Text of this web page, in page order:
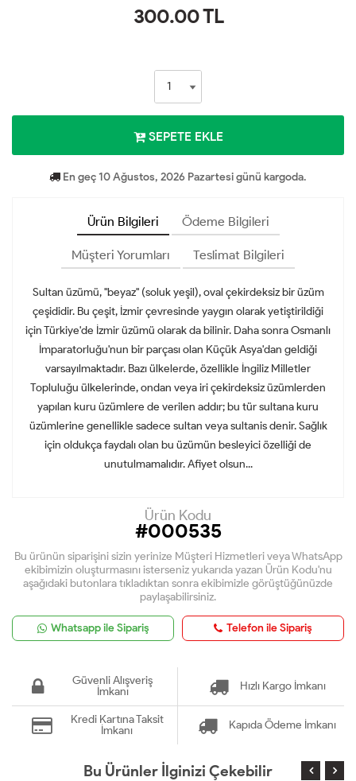
300.00TL
SEPETE EKLE
En geç 10 Ağustos, 2026 Pazartesi günü kargoda.
Ürün Bilgileri Ödeme Bilgileri
Müşteri Yorumları Teslimat Bilgileri
Sultan üzümü, "beyaz" (soluk yeşil), oval çekirdeksiz bir üzüm
çeşididir. Bu çeşit, İzmir çevresinde yaygın olarak yetiştirildiği
için Türkiye'de İzmir üzümü olarak da bilinir. Daha sonra Osmanlı
İmparatorluğu'nun bir parçası olan Küçük Asya'dan geldiği
varsayılmaktadır. Bazı ülkelerde, özellikle İngiliz Milletler
Topluluğu ülkelerinde, ondan veya iri çekirdeksiz üzümlerden
yapılan kuru üzümlere de verilen addır; bu tür sultana kuru
üzümlerine genellikle sadece sultan veya sultanis denir. Sağlık
için oldukça faydalı olan bu üzümün besleyici özelliği de
unutulmamalıdır. Afiyet olsun...
Ürün Kodu
#000535
Bu ürünün siparişini sizin yerinize Müşteri Hizmetleri veya WhatsApp
ekibimizin oluşturmasını isterseniz yukarıda yazan Ürün Kodu'nu
aşağıdaki butonlara tıkladıktan sonra ekibimizle görüştüğünüzde
paylaşabilirsiniz.
Whatsapp ile Sipariş Telefon ile Sipariş
Güvenli Alışveriş
İmkanı
Hızlı Kargo İmkanı
Kredi Kartına Taksit
İmkanı
Kapıda Ödeme İmkanı
Bu Ürünler İlginizi Çekebilir